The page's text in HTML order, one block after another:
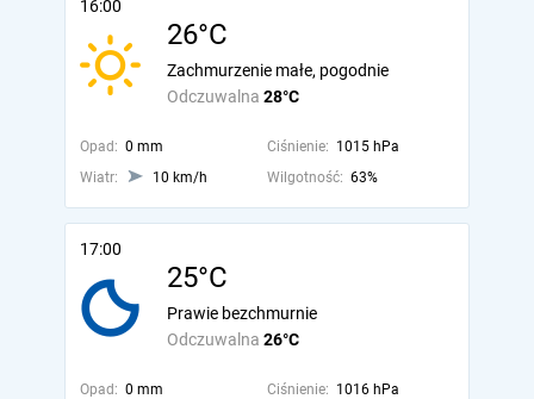
16:00
26°C
Odczuwalna 28°C
Zachmurzenie małe, pogodnie
Opad: 0 mm Ciśnienie: 1015 hPa
Wiatr:
10 km/h Wilgotność: 63%
17:00
25°C
Odczuwalna 26°C
Prawie bezchmurnie
Opad: 0 mm Ciśnienie: 1016 hPa